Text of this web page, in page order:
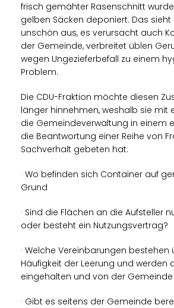
frisch gemähter Rasenschnitt
gelben Säcken deponiert. Das sieht
unschön aus, es verursacht auch
der Gemeinde, verbreitet üblen
wegen Ungezieferbefall zu einem
Problem.
Die CDU-Fraktion möchte diesen
länger hinnehmen, weshalb sie mit
die Gemeindeverwaltung in einem
die Beantwortung einer Reihe von
Sachverhalt gebeten hat:
· Wo befinden sich Container auf
Grund
· Sind die Flächen an die Aufsteller
oder besteht ein Nutzungsvertrag?
· Welche Vereinbarungen bestehen
Häufigkeit der Leerung und werden
eingehalten und von der
· Gibt es seitens der Gemeinde